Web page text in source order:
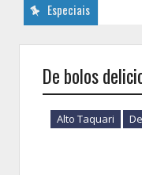
Especiais
De bolos
Alto Taquari